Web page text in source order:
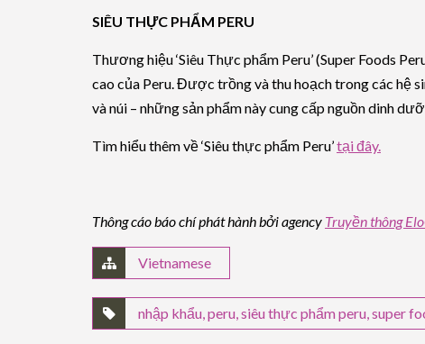
SIÊU THỰC PHẨM PERU
Thương hiệu ‘Siêu Thực phẩm Peru’ (Super Foods
cao của Peru. Được trồng và thu hoạch trong các hệ
và núi – những sản phẩm này cung cấp nguồn dinh
Tìm hiểu thêm về ‘Siêu thực phẩm Peru’tại đây.
Thông cáo báo chí phát hành bởi agency Truyền thông
Vietnamese
nhập khẩu,peru,siêu thực phẩm peru,super